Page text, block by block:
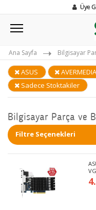
Üye
Ana Sayfa Bilgisayar
ASUS AVERMEDIA
Sadece Stoktakiler
Bilgisayar Parça ve
Filtre Seçenekleri